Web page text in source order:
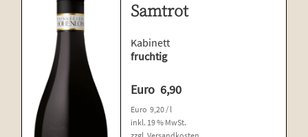
Samtrot
Kabinett
fruchtig
Euro 6,90
Euro 9,20/ l
inkl. 19 % MwSt.